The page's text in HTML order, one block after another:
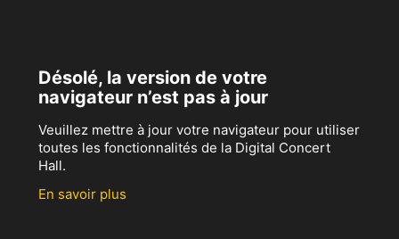
Désolé, la version de votre
navigateur n’est pas à jour
Veuillez mettre à jour votre navigateur pour utiliser
toutes les fonctionnalités de la Digital Concert
Hall.
En savoir plus